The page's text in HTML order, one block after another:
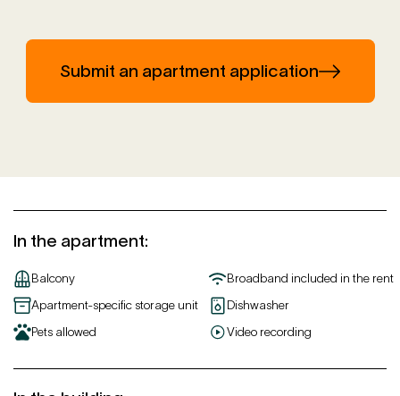
Submit an apartment application
In the apartment:
Balcony
Broadband included in the rent
Apartment-specific storage unit
Dishwasher
Pets allowed
Video recording